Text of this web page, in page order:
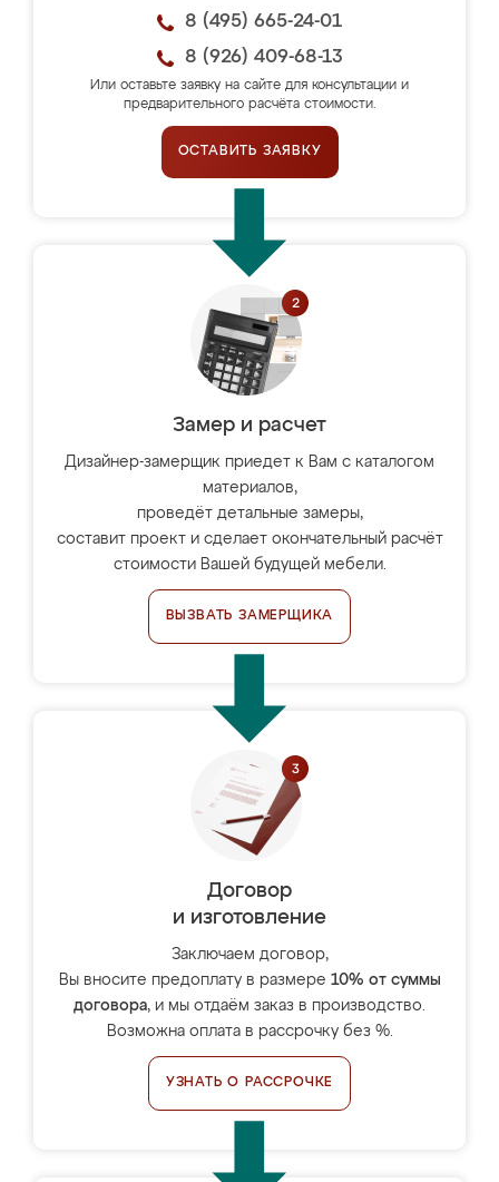
8 (495) 665-24-01
8 (926) 409-68-13
Или оставьте заявку на сайте для консультации и
предварительного расчёта стоимости.
ОСТАВИТЬ ЗАЯВКУ
Замер и расчет
Дизайнер-замерщик приедет к Вам с каталогом
материалов,
проведёт детальные замеры,
составит проект и сделает окончательный расчёт
стоимости Вашей будущей мебели.
ВЫЗВАТЬ ЗАМЕРЩИКА
Договор
и изготовление
Заключаем договор,
Вы вносите предоплату в размере 10% от суммы
договора, и мы отдаём заказ в производство.
Возможна оплата в рассрочку без %.
УЗНАТЬ О РАССРОЧКЕ